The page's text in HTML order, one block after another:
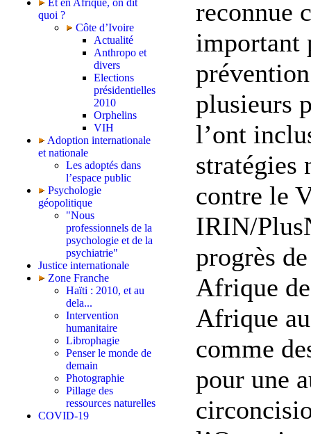
Et en Afrique, on dit
quoi ?
Côte d’Ivoire
Actualité
Anthropo et
divers
Elections
présidentielles
2010
Orphelins
VIH
Adoption internationale
et nationale
Les adoptés dans
l’espace public
Psychologie
géopolitique
"Nous
professionnels de la
psychologie et de la
psychiatrie"
Justice internationale
Zone Franche
Haïti : 2010, et au
dela...
Intervention
humanitaire
Librophagie
Penser le monde de
demain
Photographie
Pillage des
ressources naturelles
COVID-19
reconnue
important
plusieurs
l’ont
stratégies
contre le
IRIN/
progrès
Afrique
Afrique
comme
pour une